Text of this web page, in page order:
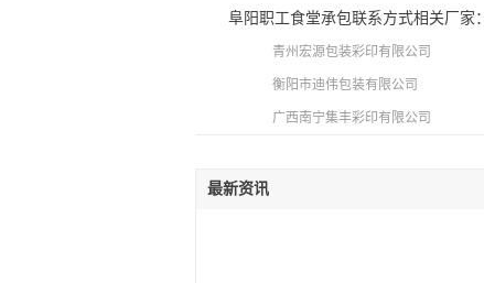
阜阳职工食堂承包联系方式相关厂家：
青州宏源包装彩印有限公司
衡阳市迪伟包装有限公司
广西南宁集丰彩印有限公司
最新资讯